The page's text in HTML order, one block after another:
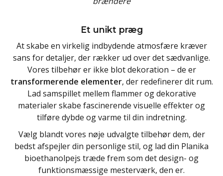
Et unikt præg
At skabe en virkelig indbydende atmosfære kræver
sans for detaljer, der rækker ud over det sædvanlige.
Vores tilbehør er ikke blot dekoration – de er
transformerende elementer, der redefinerer dit rum.
Lad samspillet mellem flammer og dekorative
materialer skabe fascinerende visuelle effekter og
tilføre dybde og varme til din indretning.
Vælg blandt vores nøje udvalgte tilbehør dem, der
bedst afspejler din personlige stil, og lad din Planika
bioethanolpejs træde frem som det design- og
funktionsmæssige mesterværk, den er.